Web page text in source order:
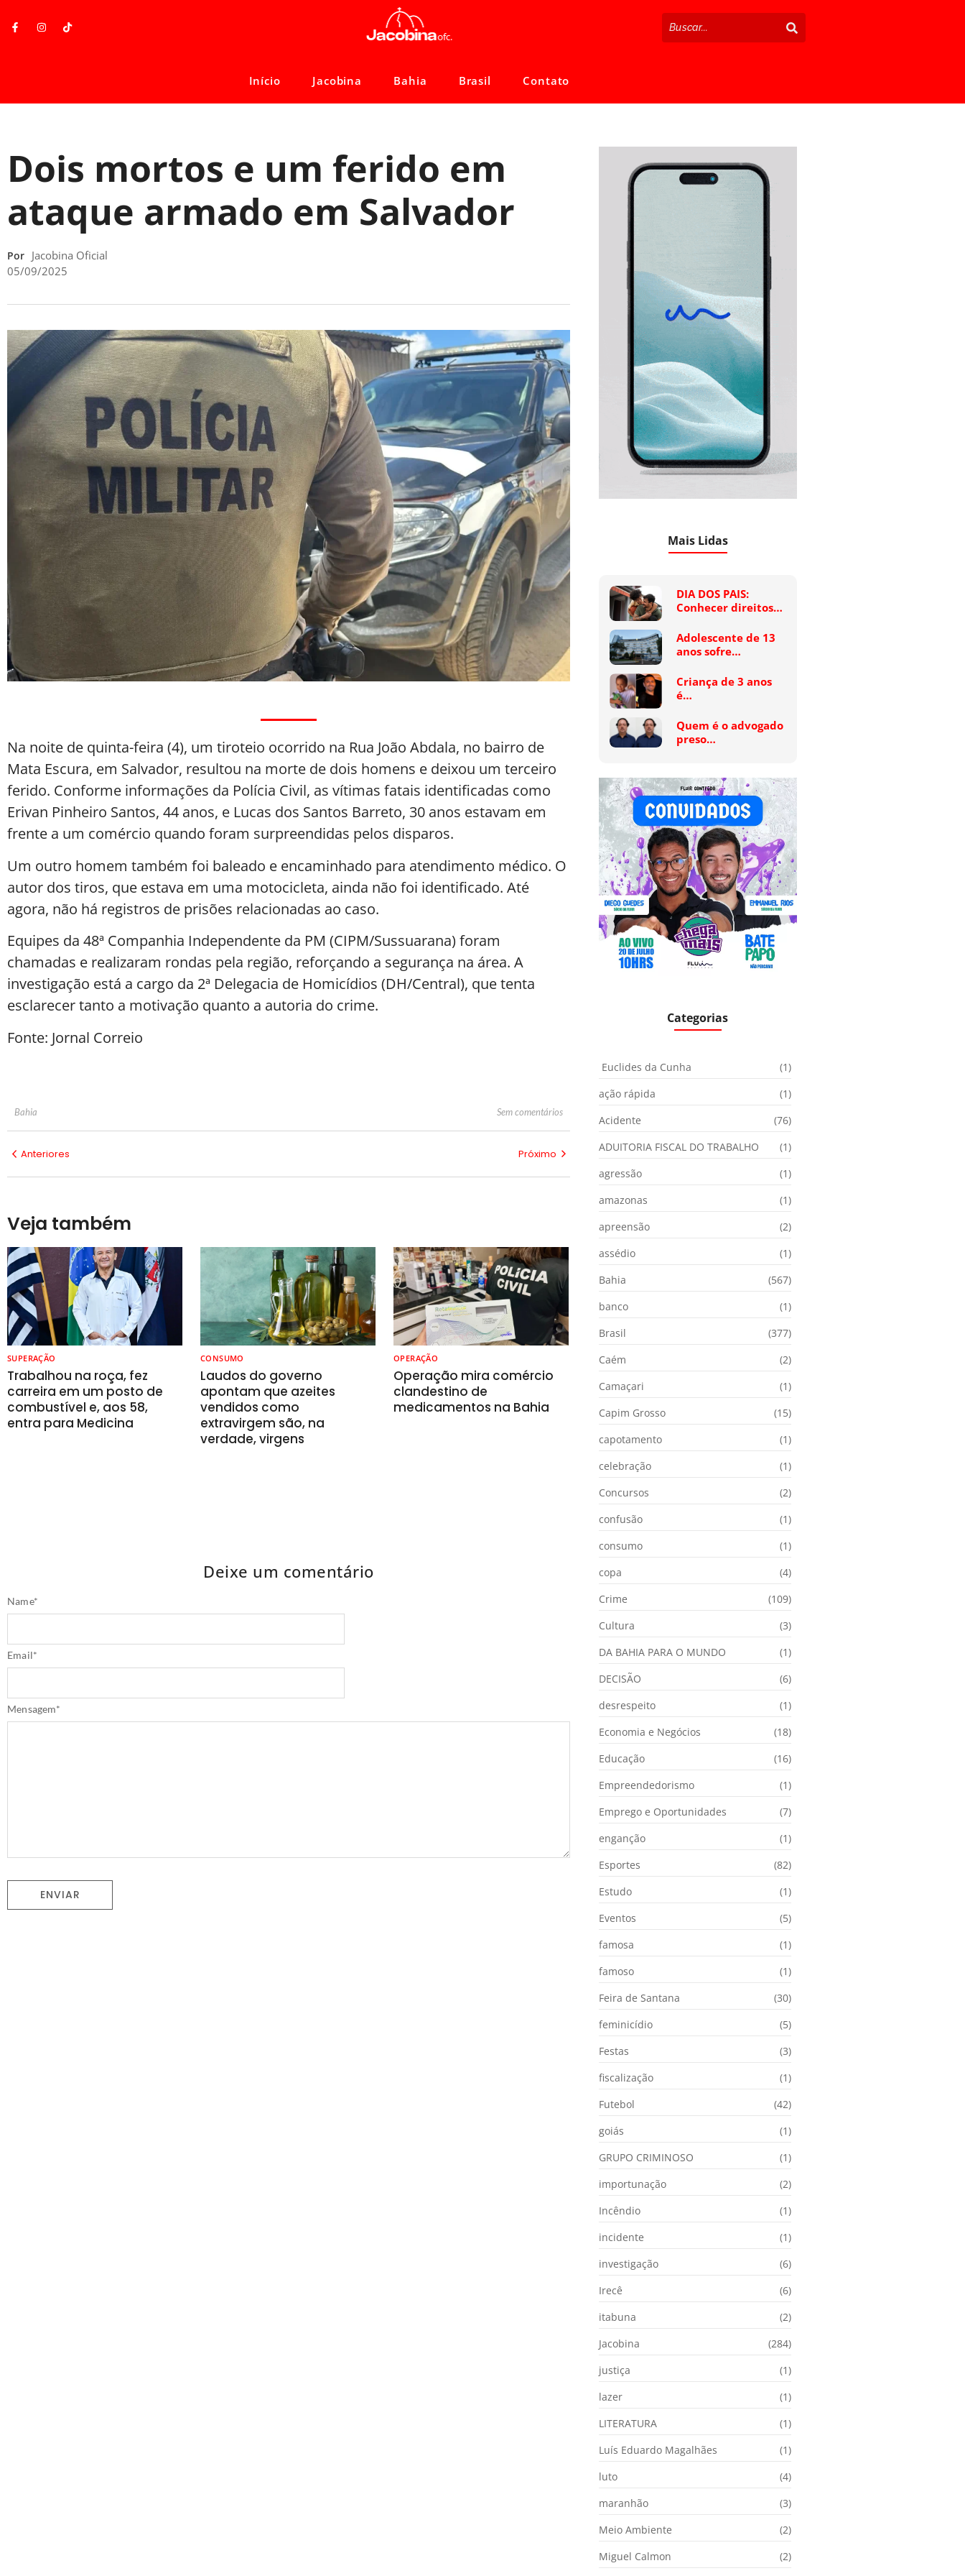
Início Jacobina Bahia Brasil Contato
Dois mortos e um ferido em
ataque armado em Salvador
Por Jacobina Oficial
05/09/2025
Na noite de quinta-feira (4), um tiroteio ocorrido na Rua João Abdala, no bairro de
Mata Escura, em Salvador, resultou na morte de dois homens e deixou um terceiro
ferido. Conforme informações da Polícia Civil, as vítimas fatais identificadas como
Erivan Pinheiro Santos, 44 anos, e Lucas dos Santos Barreto, 30 anos estavam em
frente a um comércio quando foram surpreendidas pelos disparos.
Um outro homem também foi baleado e encaminhado para atendimento médico. O
autor dos tiros, que estava em uma motocicleta, ainda não foi identificado. Até
agora, não há registros de prisões relacionadas ao caso.
Equipes da 48ª Companhia Independente da PM (CIPM/Sussuarana) foram
chamadas e realizaram rondas pela região, reforçando a segurança na área. A
investigação está a cargo da 2ª Delegacia de Homicídios (DH/Central), que tenta
esclarecer tanto a motivação quanto a autoria do crime.
Fonte: Jornal Correio
Bahia Sem comentários
Anteriores Próximo
Veja também
SUPERAÇÃO
Trabalhou na roça, fez
carreira em um posto de
combustível e, aos 58,
entra para Medicina
CONSUMO
Laudos do governo
apontam que azeites
vendidos como
extravirgem são, na
verdade, virgens
OPERAÇÃO
Operação mira comércio
clandestino de
medicamentos na Bahia
Deixe um comentário
Name*
Email*
Mais Lidas
DIA DOS PAIS:
Conhecer direitos…
Adolescente de 13
anos sofre…
Criança de 3 anos
é…
Quem é o advogado
preso…
Categorias
Euclides da Cunha
(1)
ação rápida
(1)
Acidente
(76)
ADUITORIA FISCAL DO TRABALHO
(1)
agressão
(1)
amazonas
(1)
apreensão
(2)
assédio
(1)
Bahia
(567)
banco
(1)
Brasil
(377)
Caém
(2)
Camaçari
(1)
Capim Grosso
(15)
capotamento
(1)
celebração
(1)
Concursos
(2)
confusão
(1)
consumo
(1)
copa
(4)
Crime
(109)
Cultura
(3)
DA BAHIA PARA O MUNDO
(1)
DECISÃO
(6)
desrespeito
(1)
Economia e Negócios
(18)
Educação
(16)
Empreendedorismo
(1)
Emprego e Oportunidades
(7)
enganção
(1)
Esportes
(82)
Estudo
(1)
Eventos
(5)
famosa
(1)
famoso
(1)
Feira de Santana
(30)
feminicídio
(5)
Festas
(3)
fiscalização
(1)
Futebol
(42)
goiás
(1)
GRUPO CRIMINOSO
(1)
importunação
(2)
Incêndio
(1)
incidente
(1)
investigação
(6)
Irecê
(6)
itabuna
(2)
Jacobina
(284)
justiça
(1)
lazer
(1)
LITERATURA
(1)
Luís Eduardo Magalhães
(1)
luto
(4)
maranhão
(3)
Meio Ambiente
(2)
Miguel Calmon
(2)